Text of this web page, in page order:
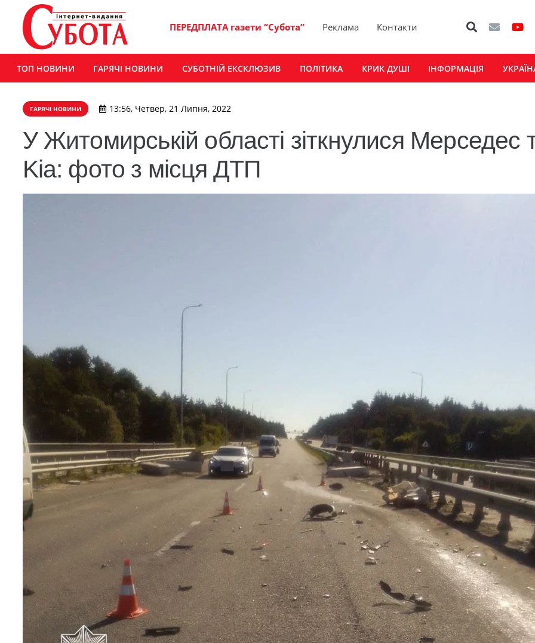
ПЕРЕДПЛАТА газети “Субота” Реклама Контакти
ТОП НОВИНИ ГАРЯЧІ НОВИНИ СУБОТНІЙ ЕКСКЛЮЗИВ ПОЛІТИКА КРИК ДУШІ ІНФОРМАЦІЯ
ГАРЯЧІ НОВИНИ 13:56, Четвер, 21 Липня, 2022
У Житомирській області зіткнулися Мерседес
Kia: фото з місця ДТП